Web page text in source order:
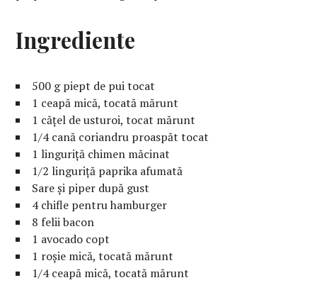
Ingrediente
500 g piept de pui tocat
1 ceapă mică, tocată mărunt
1 cățel de usturoi, tocat mărunt
1/4 cană coriandru proaspăt tocat
1 linguriță chimen măcinat
1/2 linguriță paprika afumată
Sare și piper după gust
4 chifle pentru hamburger
8 felii bacon
1 avocado copt
1 roșie mică, tocată mărunt
1/4 ceapă mică, tocată mărunt